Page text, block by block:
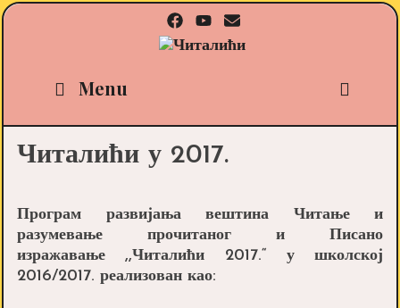
Skip
Menu
Читалићи у 2017.
Програм развијања вештина Читање и
разумевање прочитаног и Писано
изражавање ,,Читалићи 2017.“ у школској
2016/2017. реализован као: